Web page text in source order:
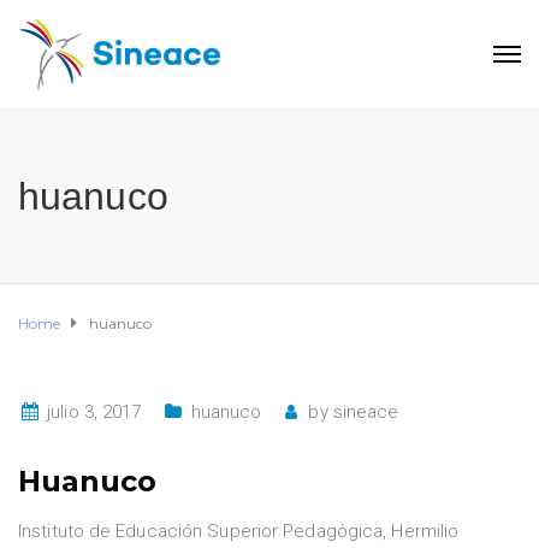
huanuco
Home huanuco
julio 3, 2017 huanuco by sineace
Huanuco
Instituto de Educación Superior Pedagógica, Hermilio